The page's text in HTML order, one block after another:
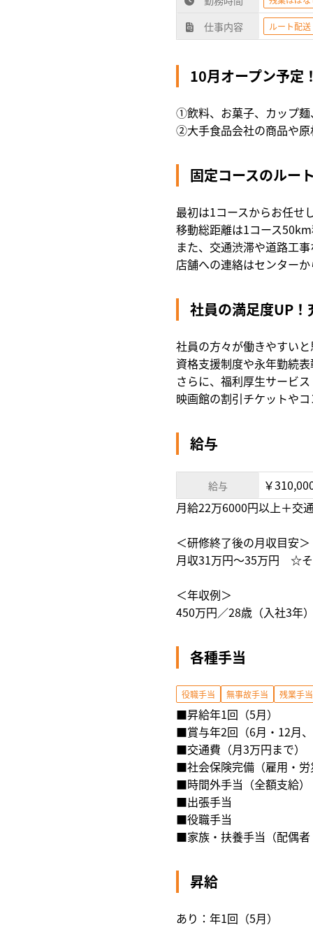
仕事内容 ルート配送
10月オープン予定
①飲料、お菓子、カップ麺
②大手食品会社の商品や原
固定コースのルー
最初は1コースからお任せ
移動総距離は1コース
また、交通渋滞や道路工
店舗への連絡はセンター
社員の満足度UP
社員の⽅々が働きやすい
資格支援制度や永年勤続
さらに、福利厚⽣サービ
映画館の割引チケットや
給与
給与
￥
月給22万6000円以上＋交
＜研修終了後の月収目安＞
月収31万円～35万円 ☆そ
＜年収例＞
450万円／28歳（入社3年
各種手当
役職手当 無事故手当 残業手当
■昇給年1回（5月）
■賞与年2回（6月・12月
■交通費（月3万円まで）
■社会保険完備（雇用・
■時間外手当（全額支給）
■出張手当
■役職手当
■家族・扶養手当（配偶
昇給
あり：年1回（5月）